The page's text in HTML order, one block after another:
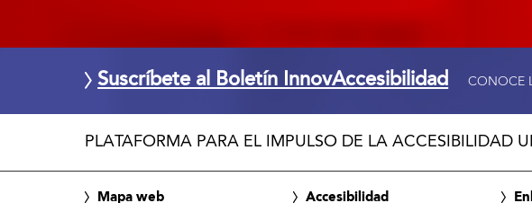
Suscríbete al Boletín InnovAccesibilidad CONOCE
PLATAFORMA PARA EL IMPULSO DE LA ACCESIBILIDAD
Mapa web Accesibilidad